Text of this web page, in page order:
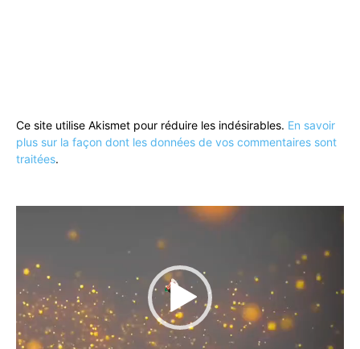
Ce site utilise Akismet pour réduire les indésirables. En savoir
plus sur la façon dont les données de vos commentaires sont
traitées.